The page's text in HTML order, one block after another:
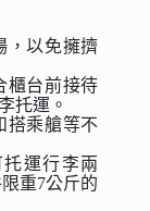
，以免擁擠
櫃台前接待
托運。
搭乘艙等不
托運行李兩
重7公斤的